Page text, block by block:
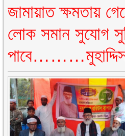
জামায়াত ক্ষমতায়
লোক সমান সুযোগ
পাবে………মুহাদ্দিস